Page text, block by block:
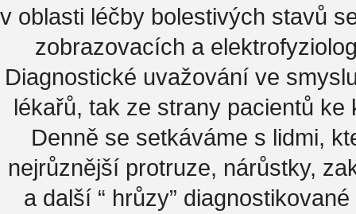
v oblasti léčby bolestivých stavů
zobrazovacích a
Diagnostické uvažování ve
lékařů, tak ze strany pacientů
Denně se setkáváme s lidmi,
nejrůznější protruze, nárůstky,
a další “ hrůzy”